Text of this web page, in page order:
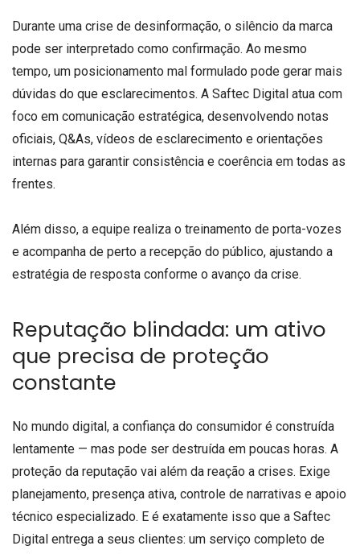
Durante uma crise de desinformação, o silêncio da marca
pode ser interpretado como confirmação. Ao mesmo
tempo, um posicionamento mal formulado pode gerar mais
dúvidas do que esclarecimentos. A Saftec Digital atua com
foco em comunicação estratégica, desenvolvendo notas
oficiais, Q&As, vídeos de esclarecimento e orientações
internas para garantir consistência e coerência em todas as
frentes.
Além disso, a equipe realiza o treinamento de porta-vozes
e acompanha de perto a recepção do público, ajustando a
estratégia de resposta conforme o avanço da crise.
Reputação blindada: um ativo
que precisa de proteção
constante
No mundo digital, a confiança do consumidor é construída
lentamente — mas pode ser destruída em poucas horas. A
proteção da reputação vai além da reação a crises. Exige
planejamento, presença ativa, controle de narrativas e apoio
técnico especializado. E é exatamente isso que a Saftec
Digital entrega a seus clientes: um serviço completo de